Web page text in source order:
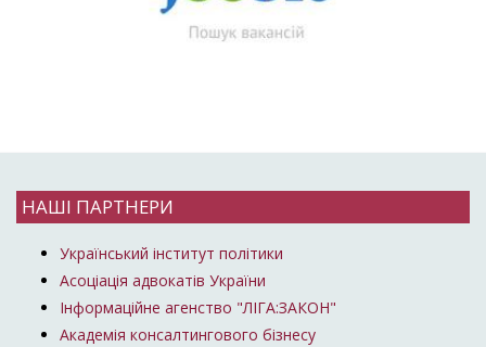
НАШІ ПАРТНЕРИ
Український інститут політики
Асоціація адвокатів України
Інформаційне агенство "ЛІГА:ЗАКОН"
Академія консалтингового бізнесу